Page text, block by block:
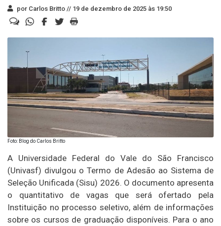
por Carlos Britto // 19 de dezembro de 2025 às 19:50
Foto: Blog do Carlos Britto
A Universidade Federal do Vale do São Francisco
(Univasf) divulgou o Termo de Adesão ao Sistema de
Seleção Unificada (Sisu) 2026. O documento apresenta
o quantitativo de vagas que será ofertado pela
Instituição no processo seletivo, além de informações
sobre os cursos de graduação disponíveis. Para o ano